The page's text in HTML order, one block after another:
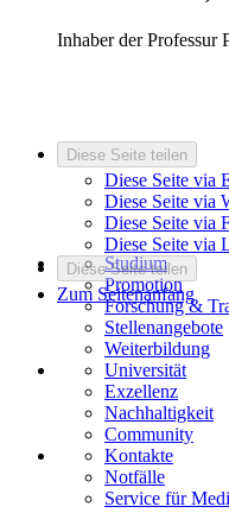
Inhaber der Professur
Diese Seite teilen
Diese Seite via
Diese Seite via
Diese Seite via
Diese Seite via
Diese Seite teilen
Zum Seitenanfang
Studium
Promotion
Forschung &
Stellenangebote
Weiterbildung
Universität
Exzellenz
Nachhaltigkeit
Community
Kontakte
Notfälle
Service für